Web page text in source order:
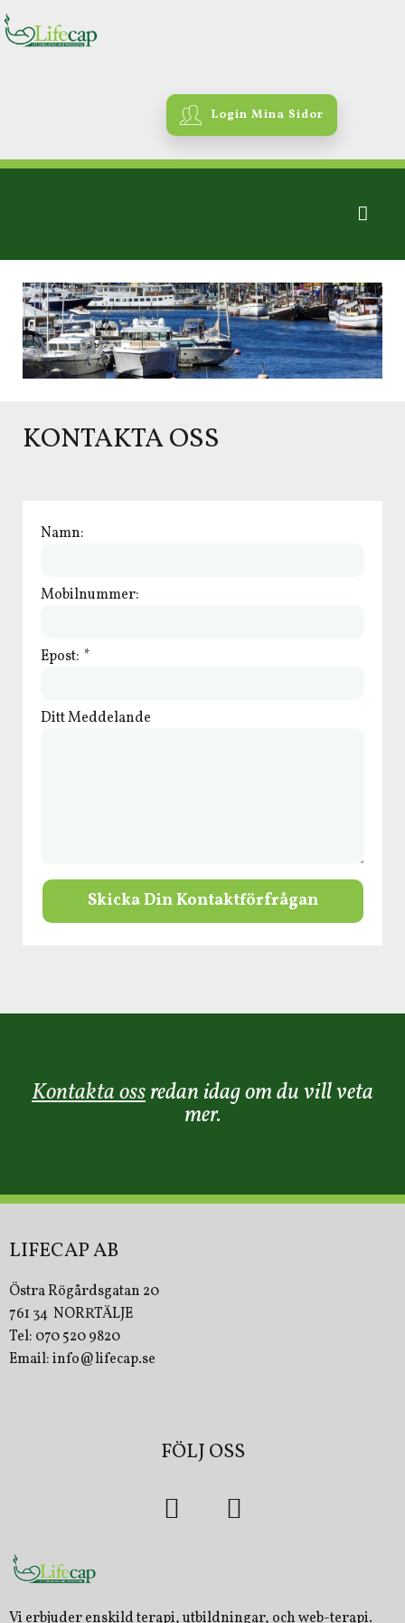
Login Mina Sidor
KONTAKTA OSS
Namn:
Mobilnummer:
Epost: *
Ditt Meddelande
Skicka Din Kontaktförfrågan
Kontakta ossredan idag om du vill veta
mer.
LIFECAP AB
Östra Rögårdsgatan 20
761 34 NORRTÄLJE
Tel: 070 520 9820
Email: info@lifecap.se
FÖLJ OSS
Vi erbjuder enskild terapi, utbildningar, och web-terapi.